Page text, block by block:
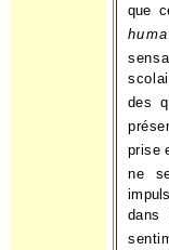
que
des
prise
ne